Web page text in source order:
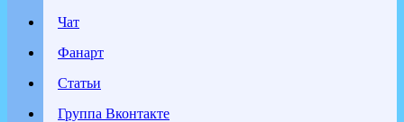
Чат
Фанарт
Статьи
Группа Вконтакте